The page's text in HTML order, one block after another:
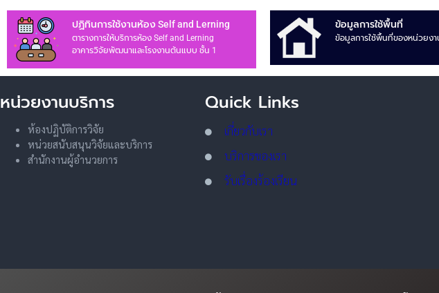
ปฏิทินการใช้งานห้อง Self and Lerning
ตารางการให้บริการห้อง Self and Lerning
อาคารวิจัยพัฒนาและโรงงานต้นแบบ ชั้น 1
ข้อมูลการใช้พื้นที่
ข้อมูลการใช้พื้นที่ของหน่วยงา
หน่วยงานบริการ
ห้องปฏิบัติการวิจัย
หน่วยสนับสนุนวิจัยและบริการ
สำนักงานผู้อำนวยการ
Quick Links
เกี่ยวกับเรา
บริการของเรา
รับเรื่องร้องเรียน